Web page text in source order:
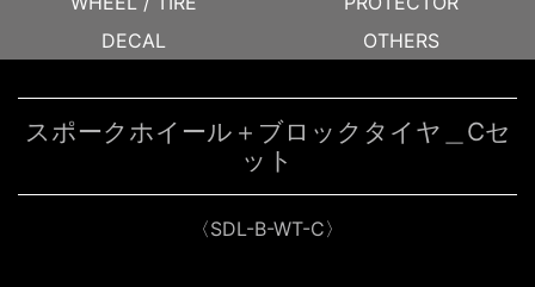
DECAL
OTHERS
スポークホイール＋ブロックタイヤ＿Cセ
ット
〈SDL-B-WT-C〉